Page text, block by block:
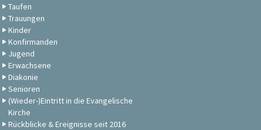
Taufen
Trauungen
Kinder
Konfirmanden
Jugend
Erwachsene
Diakonie
Senioren
(Wieder-)Eintritt in die Evangelische
Kirche
Rückblicke & Ereignisse seit 2016